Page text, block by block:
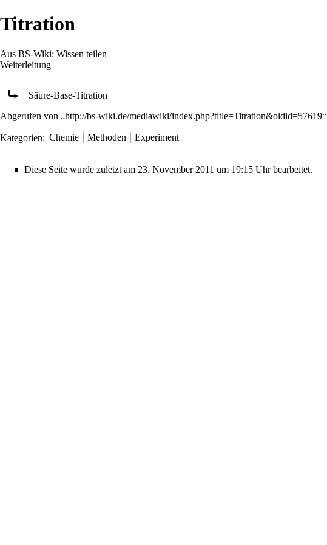
Titration
Aus BS-Wiki: Wissen teilen
Weiterleitung
Säure-Base-Titration
Abgerufen von „http://bs-wiki.de/mediawiki/index.php?title=Titration&oldid=57619“
Kategorien: Chemie Methoden Experiment
Diese Seite wurde zuletzt am 23. November 2011 um 19:15 Uhr bearbeitet.